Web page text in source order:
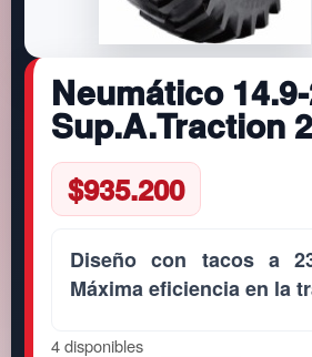
Neumático
Sup.A.Traction
$935.200
Diseño con tacos a
Máxima eficiencia en la
4 disponibles